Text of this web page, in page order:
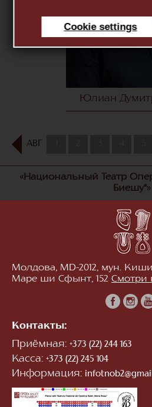
Cookie settings
Юлиан
АВГ
«Национальный Театр
Биешу"»
Молдова, MD-2012, мун.
Маре ши Сфынт, 152 Смотри
Контакты:
Приёмная: +373 (22) 244 163
Касса: +373 (22) 245 104
Информация: